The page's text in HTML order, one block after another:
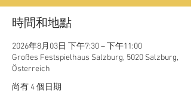
時間和地點
2026年8月03日 下午7:30 – 下午11:00
Großes Festspielhaus Salzburg, 5020 Salzburg,
Österreich
尚有 4 個日期